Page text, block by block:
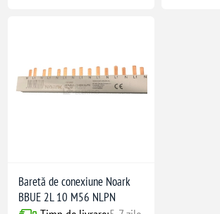
Baretă de conexiune Noark
BBUE 2L 10 M56 NLPN